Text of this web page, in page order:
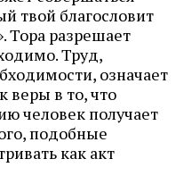
твой благословит
Тора разрешает
Труд,
означает
веры в то, что
человек получает
подобные
как акт